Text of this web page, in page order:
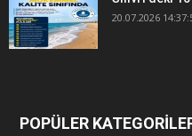
20.07.2026
POPÜLER